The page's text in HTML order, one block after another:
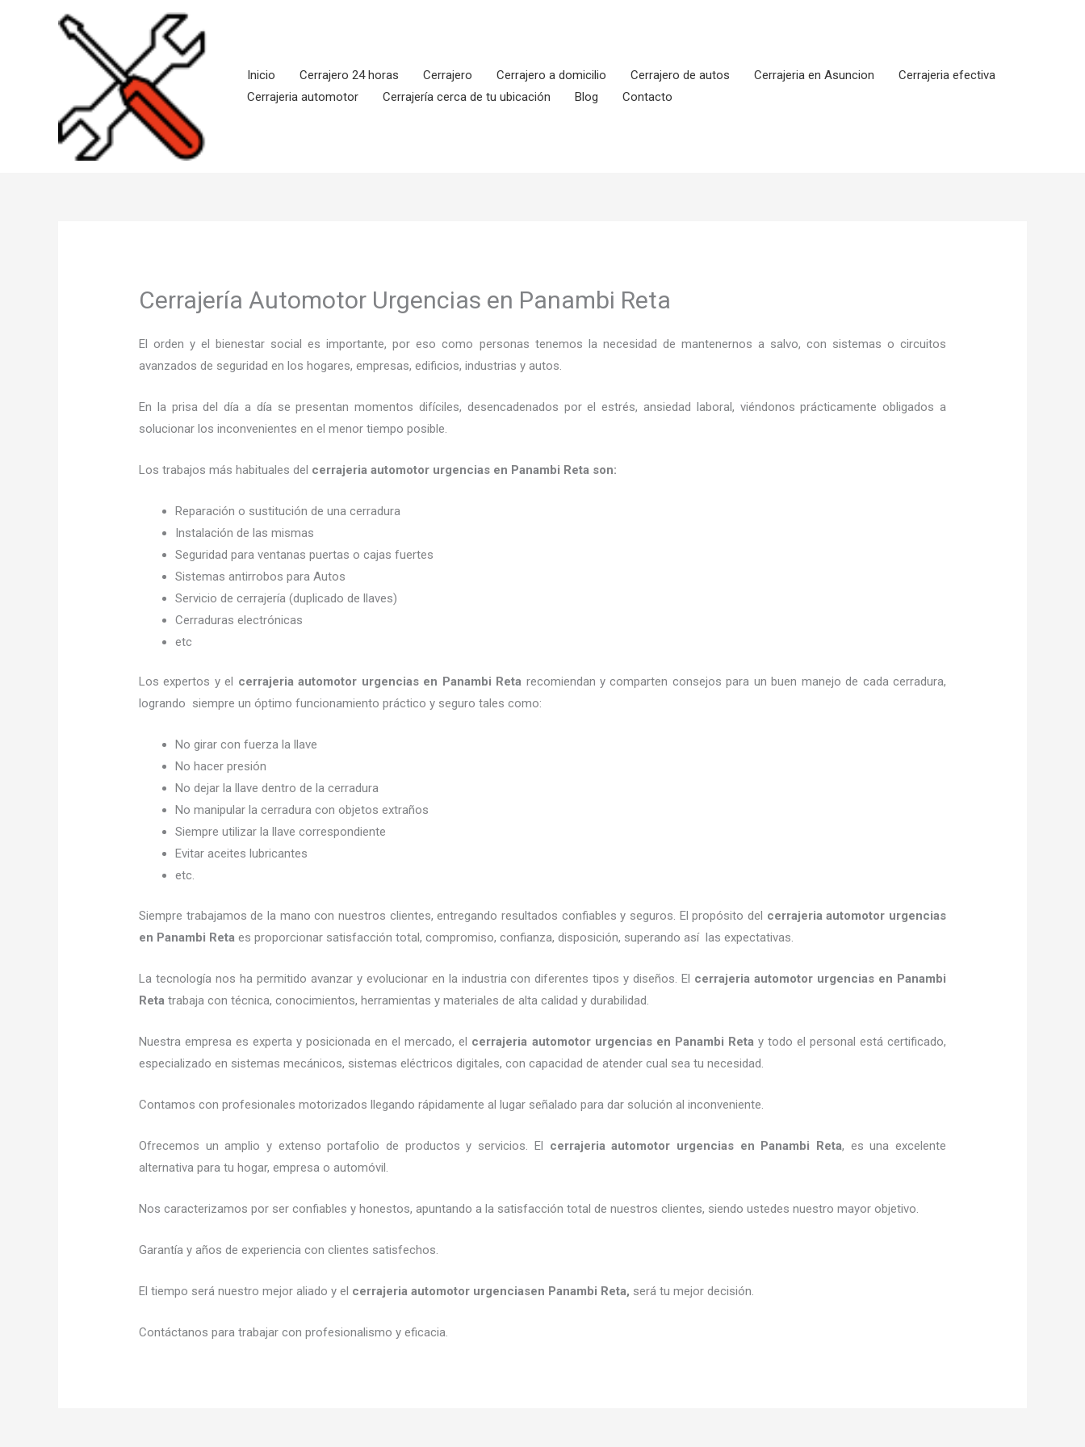
Inicio
Cerrajero 24 horas Cerrajero Cerrajero a domicilio Cerrajero de autos Cerrajeria en Asuncion
Cerrajeria efectiva
Cerrajeria automotor
Cerrajería cerca de tu ubicación Blog Contacto
Cerrajería Automotor Urgencias en Panambi Reta
El orden y el bienestar social es importante, por eso como personas tenemos la necesidad de mantenernos a salvo, con sistemas o circuitos
avanzados de seguridad en los hogares, empresas, edificios, industrias y autos.
En la prisa del día a día se presentan momentos difíciles, desencadenados por el estrés, ansiedad laboral, viéndonos prácticamente obligados a
solucionar los inconvenientes en el menor tiempo posible.
Los trabajos más habituales del cerrajeria automotor urgencias en Panambi Reta son:
Reparación o sustitución de una cerradura
Instalación de las mismas
Seguridad para ventanas puertas o cajas fuertes
Sistemas antirrobos para Autos
Servicio de cerrajería (duplicado de llaves)
Cerraduras electrónicas
etc
Los expertos y el cerrajeria automotor urgencias en Panambi Reta recomiendan y comparten consejos para un buen manejo de cada cerradura,
logrando siempre un óptimo funcionamiento práctico y seguro tales como:
No girar con fuerza la llave
No hacer presión
No dejar la llave dentro de la cerradura
No manipular la cerradura con objetos extraños
Siempre utilizar la llave correspondiente
Evitar aceites lubricantes
etc.
Siempre trabajamos de la mano con nuestros clientes, entregando resultados confiables y seguros. El propósito del cerrajeria automotor urgencias
en Panambi Reta es proporcionar satisfacción total, compromiso, confianza, disposición, superando así las expectativas.
La tecnología nos ha permitido avanzar y evolucionar en la industria con diferentes tipos y diseños. El cerrajeria automotor urgencias en Panambi
Reta trabaja con técnica, conocimientos, herramientas y materiales de alta calidad y durabilidad.
Nuestra empresa es experta y posicionada en el mercado, el cerrajeria automotor urgenciasen Panambi Reta y todo el personal está certificado,
especializado en sistemas mecánicos, sistemas eléctricos digitales, con capacidad de atender cual sea tu necesidad.
Contamos con profesionales motorizados llegando rápidamente al lugar señalado para dar solución al inconveniente.
Ofrecemos un amplio y extenso portafolio de productos y servicios. El cerrajeria automotor urgenciasen Panambi Reta, es una excelente
alternativa para tu hogar, empresa o automóvil.
Nos caracterizamos por ser confiables y honestos, apuntando a la satisfacción total de nuestros clientes, siendo ustedes nuestro mayor objetivo.
Garantía y años de experiencia con clientes satisfechos.
El tiempo será nuestro mejor aliado y el cerrajeria automotor urgenciasen Panambi Reta, será tu mejor decisión.
Contáctanos para trabajar con profesionalismo y eficacia.